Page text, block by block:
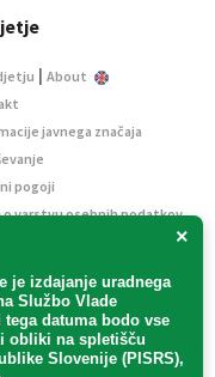
×
je izdajanje uradnega
Službo Vlade
tega datuma bodo vse
obliki na spletišču
Slovenije (PISRS),
| About
javnega značaja
pogoji
o varstvu osebnih podatkov